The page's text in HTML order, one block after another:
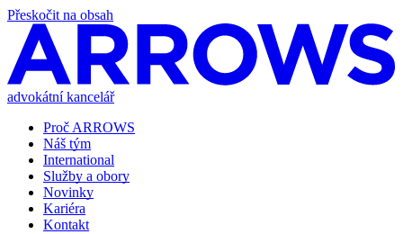
Přeskočit na obsah
advokátní kancelář
Proč ARROWS
Náš tým
International
Služby a obory
Novinky
Kariéra
Kontakt